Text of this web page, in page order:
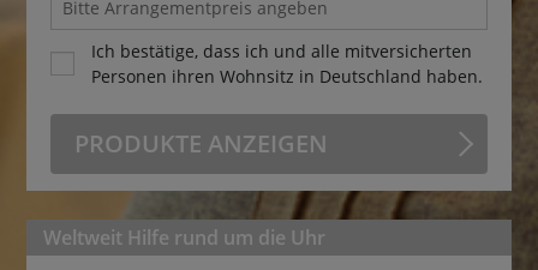
Ich bestätige, dass ich und alle mitversicherten
Personen ihren Wohnsitz in Deutschland haben.
PRODUKTE ANZEIGEN
Weltweit Hilfe rund um die Uhr